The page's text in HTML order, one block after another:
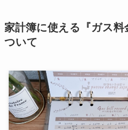
家計簿に使える『ガス料
ついて